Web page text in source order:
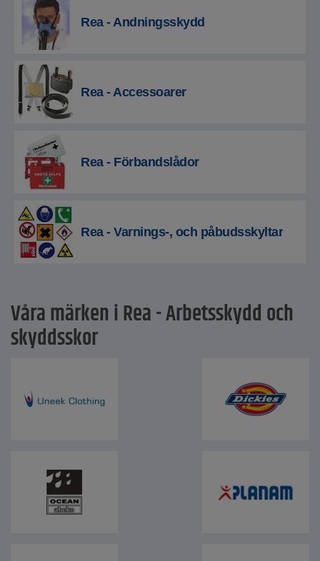
Rea - Andningsskydd
Rea - Accessoarer
Rea - Förbandslådor
Rea - Varnings-, och påbudsskyltar
Våra märken i Rea - Arbetsskydd och
skyddsskor